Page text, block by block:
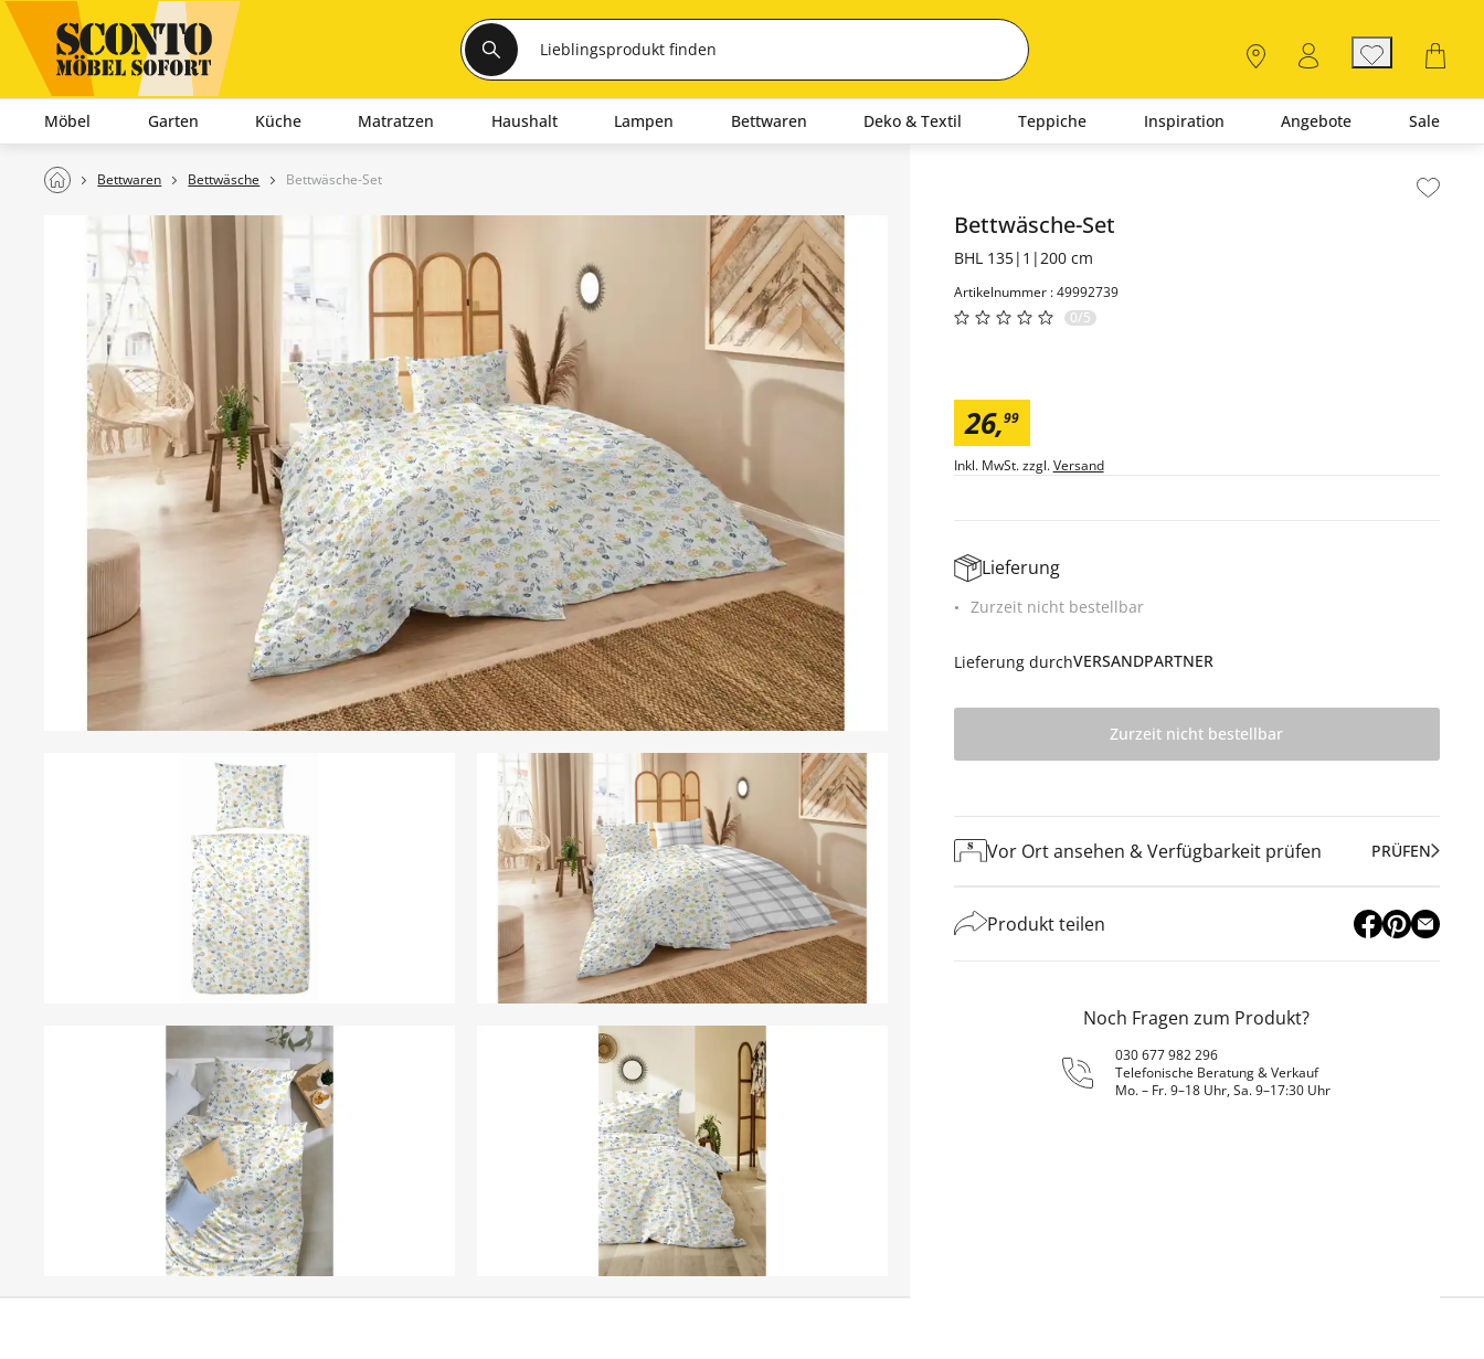
Möbel Garten Küche Matratzen Haushalt Lampen Bettwaren Deko & Textil Teppiche Inspiration Angebote Sale
Bettwaren Bettwäsche Bettwäsche-Set
Bettwäsche-Set
BHL 135|1|200 cm
Artikelnummer : 49992739
0/5
26,99
Inkl. MwSt. zzgl.Versand
Lieferung
Zurzeit nicht bestellbar
Lieferung durchVERSANDPARTNER
Zurzeit nicht bestellbar
Vor Ort ansehen & Verfügbarkeit prüfen PRÜFEN
Produkt teilen
Noch Fragen zum Produkt?
030 677 982 296
Telefonische Beratung & Verkauf
Mo. – Fr. 9–18 Uhr, Sa. 9–17:30 Uhr